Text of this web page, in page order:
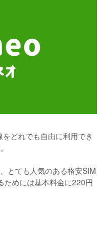
どれでも自由に利用でき
とても人気のある格安SIM
ためには基本料金に220円